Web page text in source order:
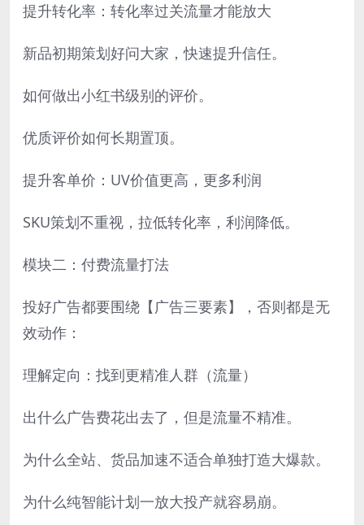
提升转化率：转化率过关流量才能放大
新品初期策划好问大家，快速提升信任。
如何做出小红书级别的评价。
优质评价如何长期置顶。
提升客单价：UV价值更高，更多利润
SKU策划不重视，拉低转化率，利润降低。
模块二：付费流量打法
投好广告都要围绕【广告三要素】，否则都是无
效动作：
理解定向：找到更精准人群（流量）
出什么广告费花出去了，但是流量不精准。
为什么全站、货品加速不适合单独打造大爆款。
为什么纯智能计划一放大投产就容易崩。